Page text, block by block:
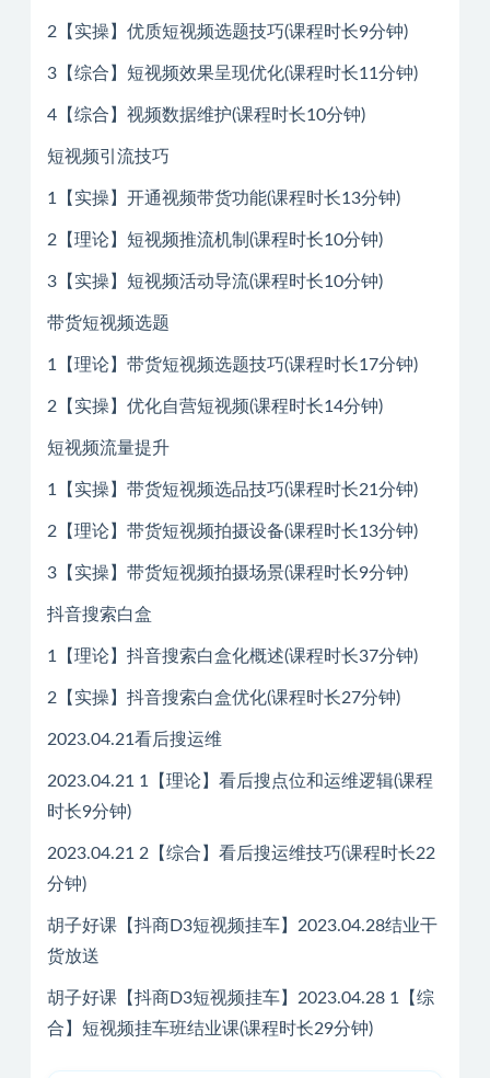
2【实操】优质短视频选题技巧(课程时长9分钟)
3【综合】短视频效果呈现优化(课程时长11分钟)
4【综合】视频数据维护(课程时长10分钟)
短视频引流技巧
1【实操】开通视频带货功能(课程时长13分钟)
2【理论】短视频推流机制(课程时长10分钟)
3【实操】短视频活动导流(课程时长10分钟)
带货短视频选题
1【理论】带货短视频选题技巧(课程时长17分钟)
2【实操】优化自营短视频(课程时长14分钟)
短视频流量提升
1【实操】带货短视频选品技巧(课程时长21分钟)
2【理论】带货短视频拍摄设备(课程时长13分钟)
3【实操】带货短视频拍摄场景(课程时长9分钟)
抖音搜索白盒
1【理论】抖音搜索白盒化概述(课程时长37分钟)
2【实操】抖音搜索白盒优化(课程时长27分钟)
2023.04.21看后搜运维
2023.04.21 1【理论】看后搜点位和运维逻辑(课程
时长9分钟)
2023.04.21 2【综合】看后搜运维技巧(课程时长22
分钟)
胡子好课【抖商D3短视频挂车】2023.04.28结业干
货放送
胡子好课【抖商D3短视频挂车】2023.04.28 1【综
合】短视频挂车班结业课(课程时长29分钟)